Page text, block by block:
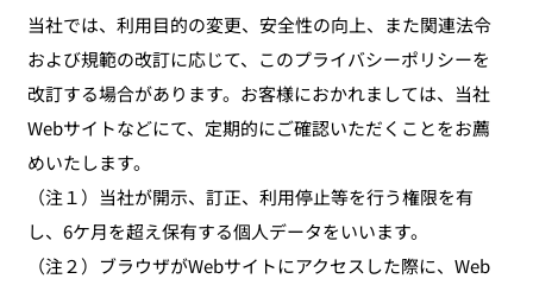
当社では、利用目的の変更、安全性の向上、また関連法令
および規範の改訂に応じて、このプライバシーポリシーを
改訂する場合があります。お客様におかれましては、当社
Webサイトなどにて、定期的にご確認いただくことをお薦
めいたします。
（注１）当社が開示、訂正、利用停止等を行う権限を有
し、6ケ月を超え保有する個人データをいいます。
（注２）ブラウザがWebサイトにアクセスした際に、Web